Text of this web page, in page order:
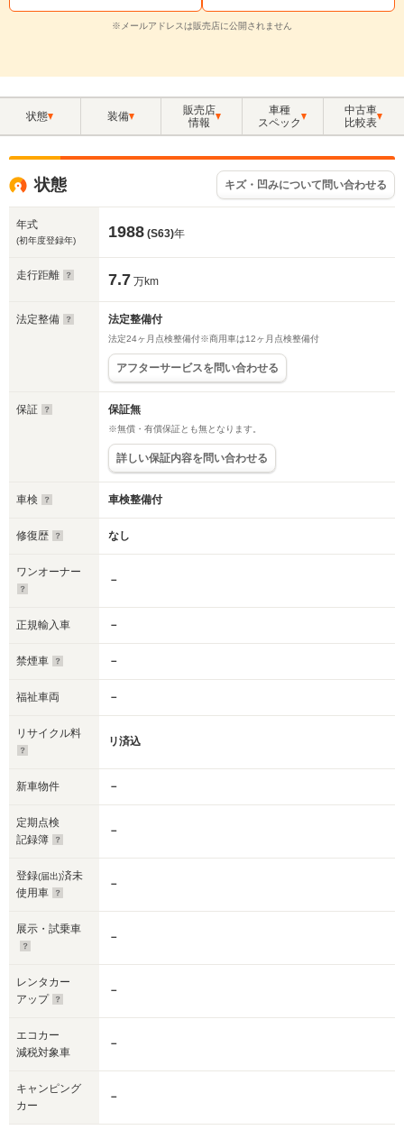
※メールアドレスは販売店に公開されません
状態 装備
販売店
情報
車種
スペック
中古車
比較表
状態 キズ・凹みについて問い合わせる
年式
(初年度登録年) 1988 (S63)年
走行距離 7.7 万km
法定整備 法定整備付
法定24ヶ月点検整備付※商用車は12ヶ月点検整備付
アフターサービスを問い合わせる
保証 保証無
※無償・有償保証とも無となります。
詳しい保証内容を問い合わせる
車検 車検整備付
修復歴 なし
ワンオーナー
－
正規輸入車 －
禁煙車 －
福祉車両 －
リサイクル料
リ済込
新車物件 －
定期点検
記録簿
－
登録(届出)済未
使用車
－
展示・試乗車
－
レンタカー
アップ
－
エコカー
減税対象車
－
キャンピング
カー
－